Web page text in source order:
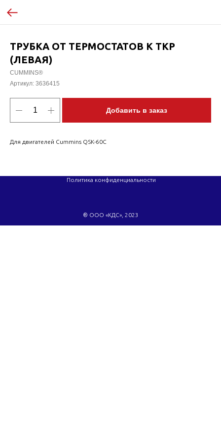
ТРУБКА ОТ ТЕРМОСТАТОВ К ТКР
(ЛЕВАЯ)
CUMMINS®
Артикул: 3636415
Добавить в заказ
Для двигателей Cummins QSK-60C
® ООО «КДС», 2023
Политика конфиденциальности